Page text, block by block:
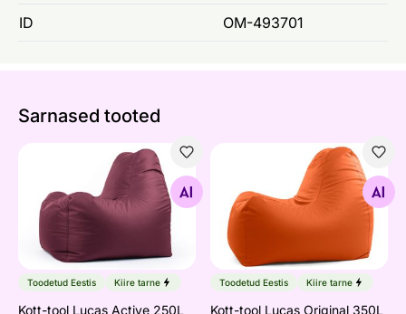
ID OM-493701
Sarnased tooted
Kott-tool Lucas Active 250L
Otsi sarnaseid
Toodetud Eestis Kiire tarne
Kott-tool Lucas Active 250L
Kott-tool Lucas Original
Otsi sarnaseid
Toodetud Eestis Kiire tarne
Kott-tool Lucas Original 350L